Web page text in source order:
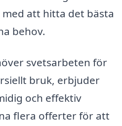
att hitta det bästa
behov.
svetsarbeten för
bruk, erbjuder
och effektiv
flera offerter för att